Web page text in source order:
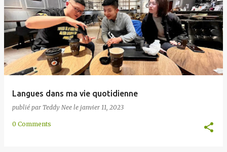
Langues dans ma vie quotidienne
publié par Teddy Nee le janvier 11, 2023
0 Comments